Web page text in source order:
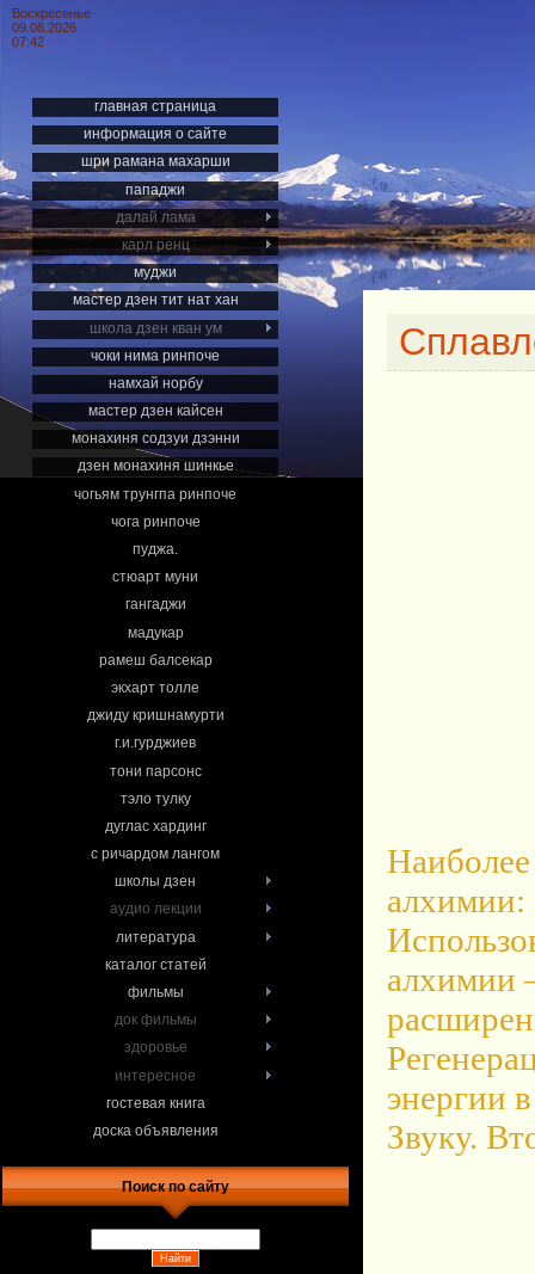
Воскресенье
09.08.2026
07:42
главная страница
информация о сайте
шри рамана махарши
пападжи
далай лама
карл ренц
муджи
мастер дзен тит нат хан
школа дзен кван ум
чоки нима ринпоче
намхай норбу
мастер дзен кайсен
монахиня содзуи дзэнни
дзен монахиня шинкье
чогьям трунгпа ринпоче
чога ринпоче
пуджа.
стюарт муни
гангаджи
мадукар
рамеш балсекар
экхарт толле
джиду кришнамурти
г.и.гурджиев
тони парсонс
тэло тулку
дуглас хардинг
с ричардом лангом
школы дзен
аудио лекции
литература
каталог статей
фильмы
док фильмы
здоровье
интересное
гостевая книга
доска объявления
Поиск по сайту
алхимии:
алхимии
энергии
Звуку.